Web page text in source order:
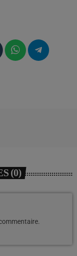
(0)